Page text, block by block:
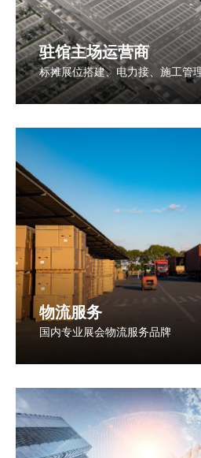
驻馆主场运营商
标摊展位搭建、电力接、施工管
物流服务
国内专业展会物流服务品牌